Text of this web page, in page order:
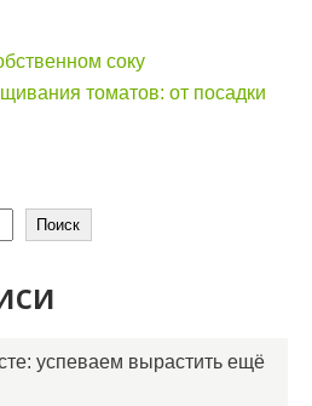
соку
томатов: от посадки
Поиск
успеваем вырастить ещё